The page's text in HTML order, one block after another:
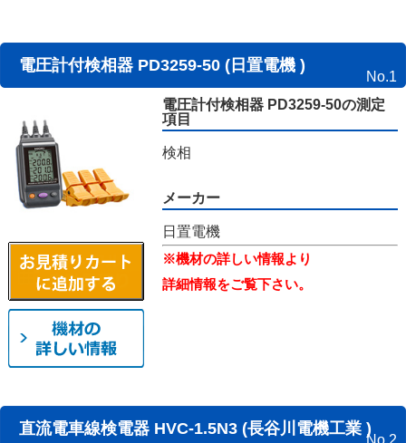
電圧計付検相器 PD3259-50 (日置電機 )
No.1
電圧計付検相器 PD3259-50の測定
項目
検相
メーカー
日置電機
※機材の詳しい情報より
詳細情報をご覧下さい。
直流電車線検電器 HVC-1.5N3 (長谷川電機工業 )